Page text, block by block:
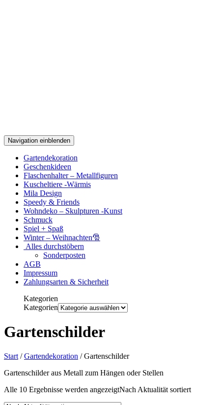
Navigation einblenden
Gartendekoration
Geschenkideen
Flaschenhalter – Metallfiguren
Kuscheltiere -Wärmis
Mila Design
Speedy & Friends
Wohndeko – Skulpturen -Kunst
Schmuck
Spiel + Spaß
Winter – Weihnachten🎅
Alles durchstöbern
Sonderposten
AGB
Impressum
Zahlungsarten & Sicherheit
Kategorien
Kategorien
Gartenschilder
Start /Gartendekoration / Gartenschilder
Gartenschilder aus Metall zum Hängen oder Stellen
Alle 10 Ergebnisse werden angezeigtNach Aktualität sortiert